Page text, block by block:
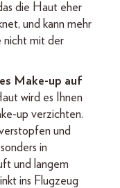
die Haut eher
und kann mehr
nicht mit der
Make-up auf
wird es Ihnen
up verzichten.
und
in
und langem
ins Flugzeug